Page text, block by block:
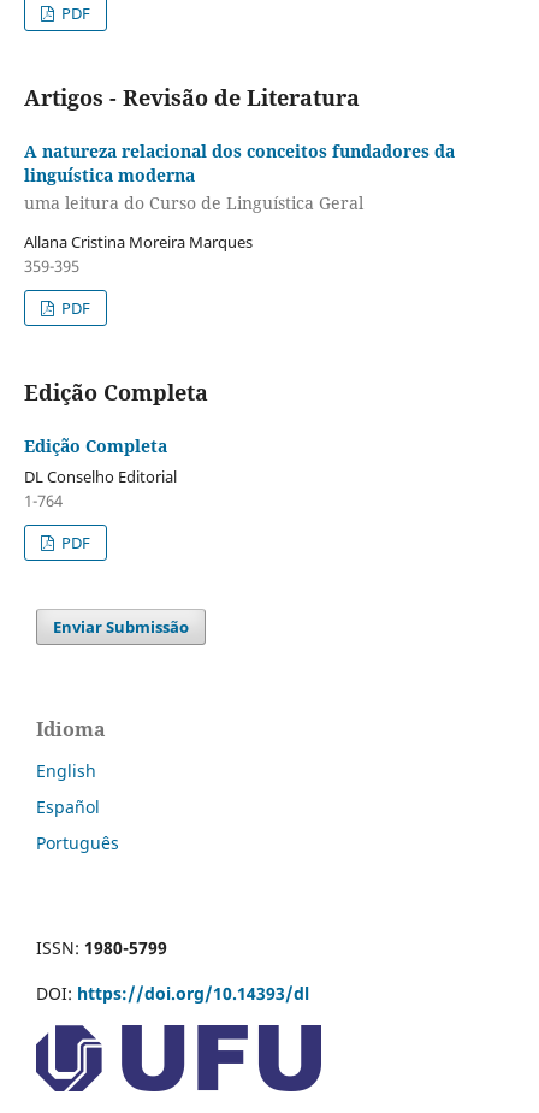
PDF
Artigos - Revisão de Literatura
A natureza relacional dos conceitos fundadores da
linguística moderna
uma leitura do Curso de Linguística Geral
Allana Cristina Moreira Marques
359-395
PDF
Edição Completa
Edição Completa
DL Conselho Editorial
1-764
PDF
Enviar Submissão
Idioma
English
Español
Português
ISSN: 1980-5799
DOI: https://doi.org/10.14393/dl